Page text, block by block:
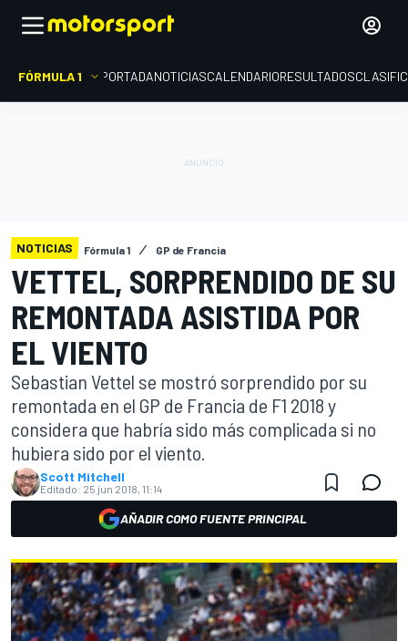
FÓRMULA 1 PORTADANOTICIASCALENDARIORESULTADOS
NOTICIAS Fórmula 1 GP de Francia
VETTEL, SORPRENDIDO DE SU
REMONTADA ASISTIDA POR
EL VIENTO
Sebastian Vettel se mostró sorprendido por su
remontada en el GP de Francia de F1 2018 y
considera que habría sido más complicada si no
hubiera sido por el viento.
Scott Mitchell
Editado: 25 jun 2018, 11:14
AÑADIR COMO FUENTE PRINCIPAL